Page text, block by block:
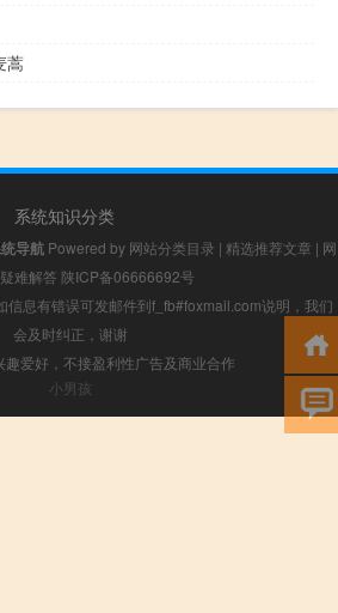
蒿
系统知识分类
导航 Powered by 网站分类目录 | 精选推荐文章 | 网
疑难解答 陕ICP备06666692号
信息有错误可发邮件到f_fb#foxmail.com说明，我们
会及时纠正，谢谢
趣爱好，不接盈利性广告及商业合作
小男孩